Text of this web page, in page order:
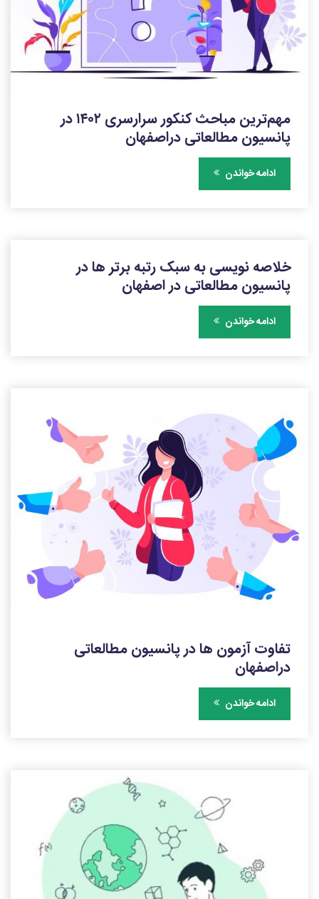
مهم‌ترین مباحث کنکور سرارسری ۱۴۰۲ در
پانسیون مطالعاتی دراصفهان
ادامه خواندن
خلاصه نویسی به سبک رتبه برتر ها در
پانسیون مطالعاتی در اصفهان
ادامه خواندن
تفاوت آزمون ها در پانسیون مطالعاتی
دراصفهان
ادامه خواندن